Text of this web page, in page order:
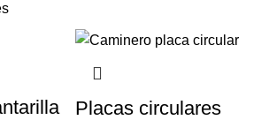
Placas circulares